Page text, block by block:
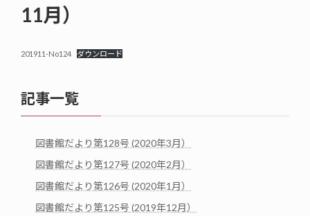
11月）
201911-No124 ダウンロード
記事一覧
図書館だより第128号 (2020年3月）
図書館だより第127号 (2020年2月）
図書館だより第126号 (2020年1月）
図書館だより第125号 (2019年12月）